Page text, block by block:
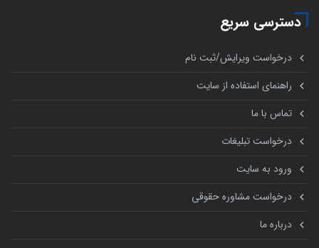
دسترسی سریع
درخواست ویرایش/ثبت نام
راهنمای استفاده از سایت
تماس با ما
درخواست تبلیغات
ورود به سایت
درخواست مشاوره حقوقی
درباره ما